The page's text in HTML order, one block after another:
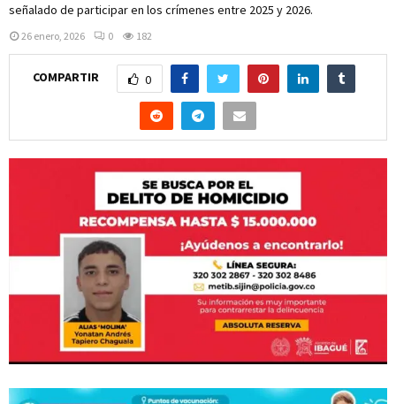
señalado de participar en los crímenes entre 2025 y 2026.
26 enero, 2026 0 182
COMPARTIR 0